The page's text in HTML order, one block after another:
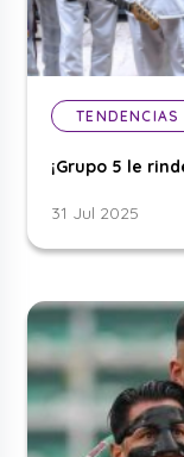
TENDENCIAS
¡Grupo 5 le
31 Jul 2025